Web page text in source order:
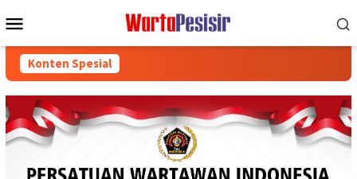
ke
Mobile
Konten Spesial